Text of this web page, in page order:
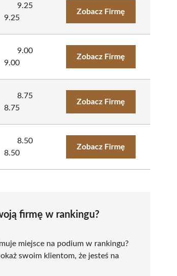
9.25
9.25
Zobacz Firmę
9.00
9.00
Zobacz Firmę
8.75
8.75
Zobacz Firmę
8.50
8.50
Zobacz Firmę
firmę w rankingu?
miejsce na podium w rankingu?
swoim klientom, że jesteś na